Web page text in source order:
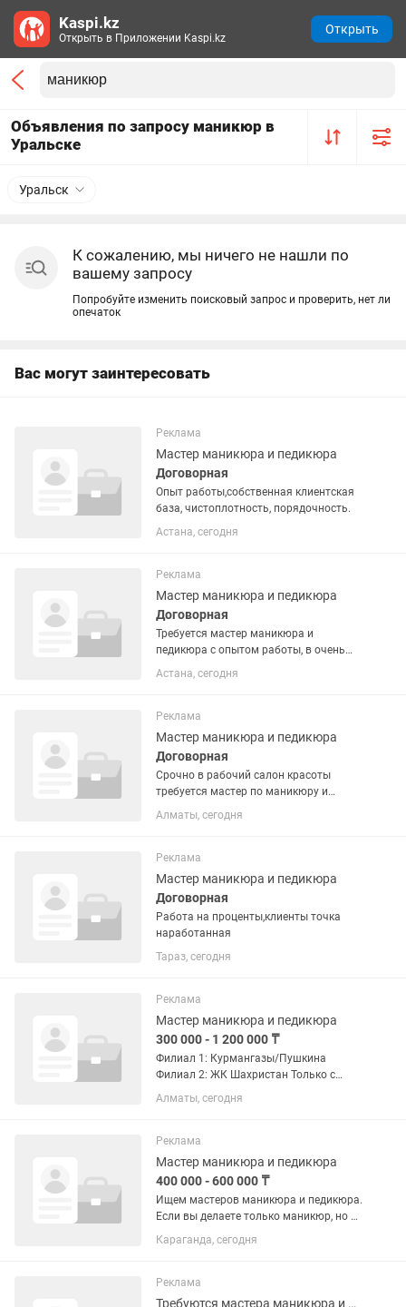
Объявления по запросу маникюр в
Уральске
Уральск
К сожалению, мы ничего не нашли по
вашему запросу
Попробуйте изменить поисковый запрос и проверить, нет ли
опечаток
Вас могут заинтересовать
Реклама
Мастер маникюра и педикюра
Договорная
Опыт работы,собственная клиентская
база, чистоплотность, порядочность.
Астана, сегодня
Реклама
Мастер маникюра и педикюра
Договорная
Требуется мастер маникюра и
педикюра с опытом работы, в очень
проходимое место . % 70/30 , 70 %
мастера, все расходные материалы от
Астана, сегодня
Реклама
Мастер маникюра и педикюра
Договорная
Срочно в рабочий салон красоты
требуется мастер по маникюру и
педикюру. Наращивание ногтей 💅🏻
Алматы, сегодня
Реклама
Мастер маникюра и педикюра
Договорная
Работа на проценты,клиенты точка
наработанная
Тараз, сегодня
Реклама
Мастер маникюра и педикюра
300 000 - 1 200 000 ₸
Филиал 1: Курмангазы/Пушкина
Филиал 2: ЖК Шахристан Только с
опытом работы в салонах! Первое
собеседование-онлайн
Алматы, сегодня
Реклама
Мастер маникюра и педикюра
400 000 - 600 000 ₸
Ищем мастеров маникюра и педикюра.
Если вы делаете только маникюр, но не
делаете педикюр то в дальнейшем
можем обучить и педикюру. Большая
удобная локация на...
Караганда, сегодня
Реклама
Требуются мастера маникюра и педикюра
Kaspi.kz
Открыть в Приложении Kaspi.kz
Открыть